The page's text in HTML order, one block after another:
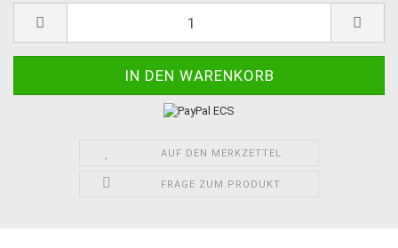
AUF DEN MERKZETTEL
FRAGE ZUM PRODUKT